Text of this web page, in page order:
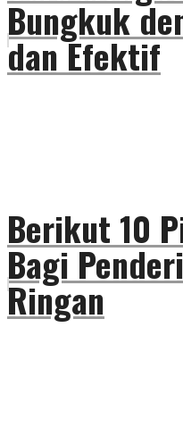
Bungkuk
dan Efektif
Berikut 10
Bagi
Ringan